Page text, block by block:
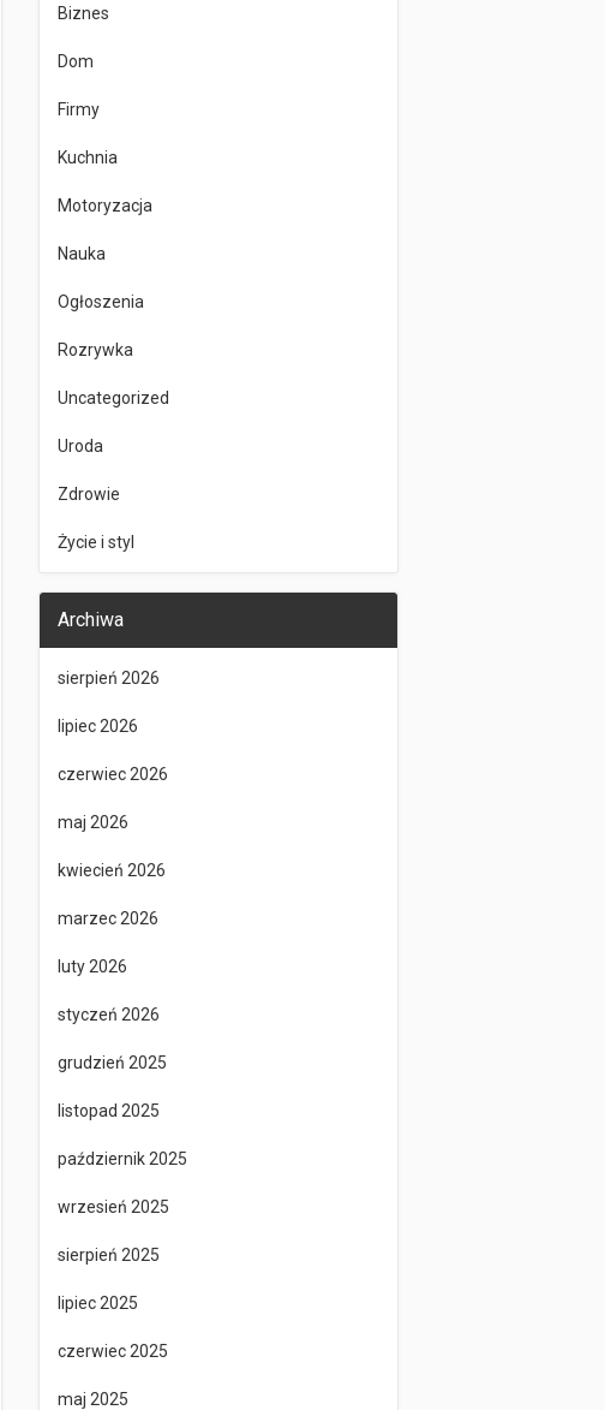
Biznes
Dom
Firmy
Kuchnia
Motoryzacja
Nauka
Ogłoszenia
Rozrywka
Uncategorized
Uroda
Zdrowie
Życie i styl
Archiwa
sierpień 2026
lipiec 2026
czerwiec 2026
maj 2026
kwiecień 2026
marzec 2026
luty 2026
styczeń 2026
grudzień 2025
listopad 2025
październik 2025
wrzesień 2025
sierpień 2025
lipiec 2025
czerwiec 2025
maj 2025